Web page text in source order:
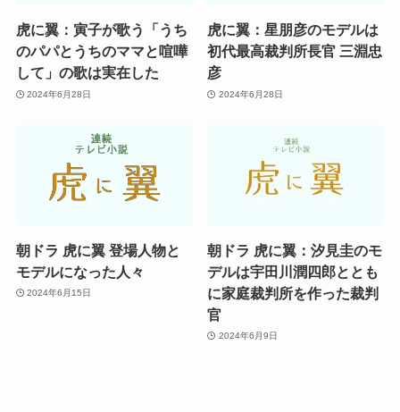
虎に翼：寅子が歌う「うち
のパパとうちのママと喧嘩
して」の歌は実在した
2024年6月28日
虎に翼：星朋彦のモデルは
初代最高裁判所長官 三淵忠
彦
2024年6月28日
朝ドラ 虎に翼 登場人物と
モデルになった人々
2024年6月15日
朝ドラ 虎に翼：汐見圭のモ
デルは宇田川潤四郎ととも
に家庭裁判所を作った裁判
官
2024年6月9日